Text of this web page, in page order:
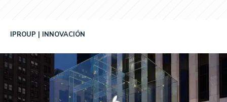
IPROUP INNOVACIÓN